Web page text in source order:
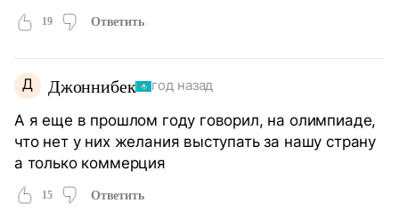
19 Ответить
Д Джоннибек год назад
А я еще в прошлом году говорил, на олимпиаде,
что нет у них желания выступать за нашу страну
а только коммерция
15 Ответить